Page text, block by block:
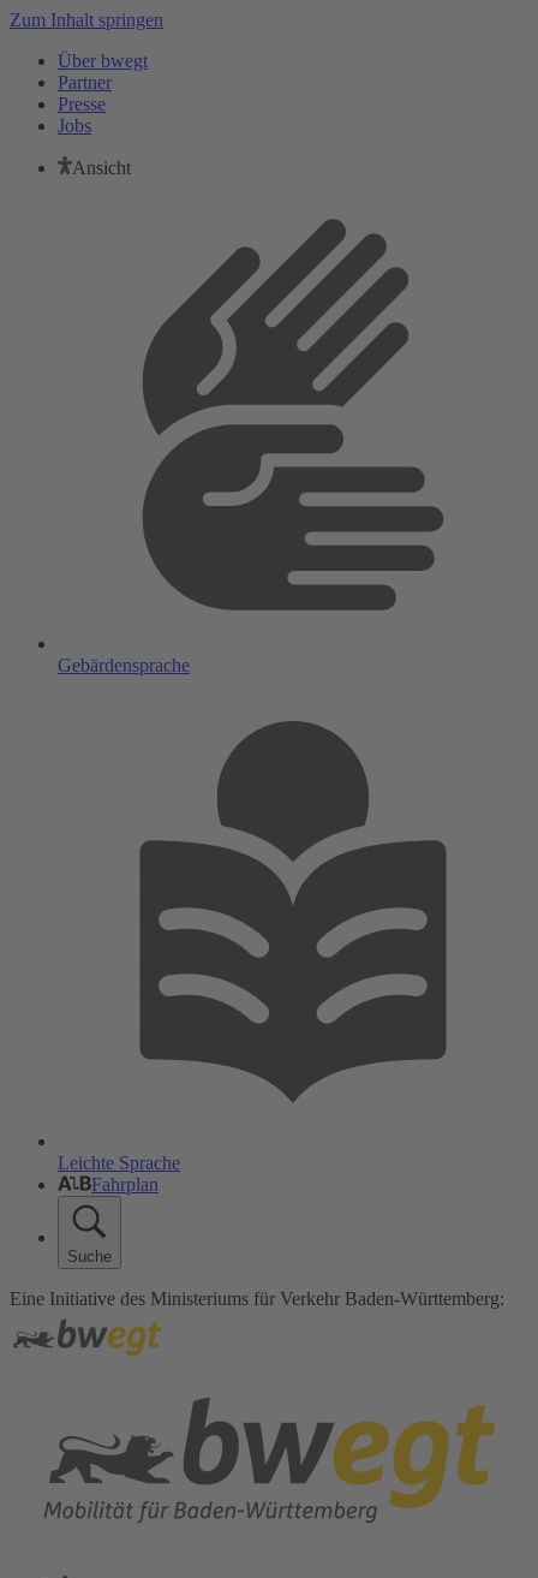
Zum Inhalt springen
Über bwegt
Partner
Presse
Jobs
Ansicht
Gebärdensprache
Leichte Sprache
Fahrplan
Suche
Eine Initiative des Ministeriums für Verkehr Baden-Württemberg: